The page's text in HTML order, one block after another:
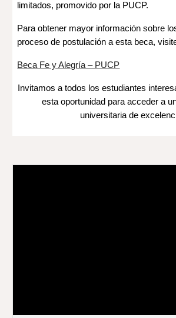
limitados, promovido por la PUCP.
Para obtener mayor información sobre
proceso de postulación a esta beca,
Beca Fe y Alegría – PUCP
Invitamos a todos los estudiantes
esta oportunidad para acceder a
universitaria de